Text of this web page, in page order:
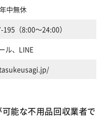
中無休
（8:00～24:00）
ル、LINE
能な不用品回収業者で